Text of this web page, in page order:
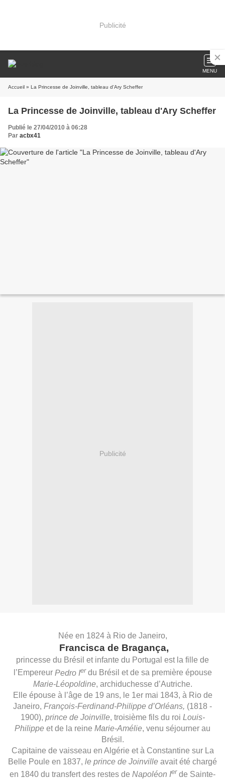
Publicité
MENU
Accueil » La Princesse de Joinville, tableau d'Ary Scheffer
La Princesse de Joinville, tableau d'Ary Scheffer
Publié le 27/04/2010 à 06:28
Par acbx41
Publicité
Née en 1824 à Rio de Janeiro,
Francisca de Bragança,
princesse du Brésil et infante du Portugal est la fille de
l’Empereur Pedro Ier du Brésil et de sa première épouse
Marie-Léopoldine, archiduchesse d’Autriche.
Elle épouse à l’âge de 19 ans, le 1er mai 1843, à Rio de
Janeiro, François-Ferdinand-Philippe d’Orléans, (1818 -
1900), prince de Joinville, troisième fils du roi Louis-
Philippe et de la reine Marie-Amélie, venu séjourner au
Brésil.
Capitaine de vaisseau en Algérie et à Constantine sur La
Belle Poule en 1837, le prince de Joinville avait été chargé
en 1840 du transfert des restes de Napoléon Ier de Sainte-